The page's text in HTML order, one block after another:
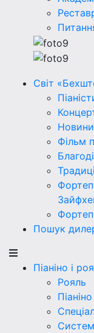
Світ
Новини
Фільм
Пошук
Піаніно і
Рояль
Піаніно